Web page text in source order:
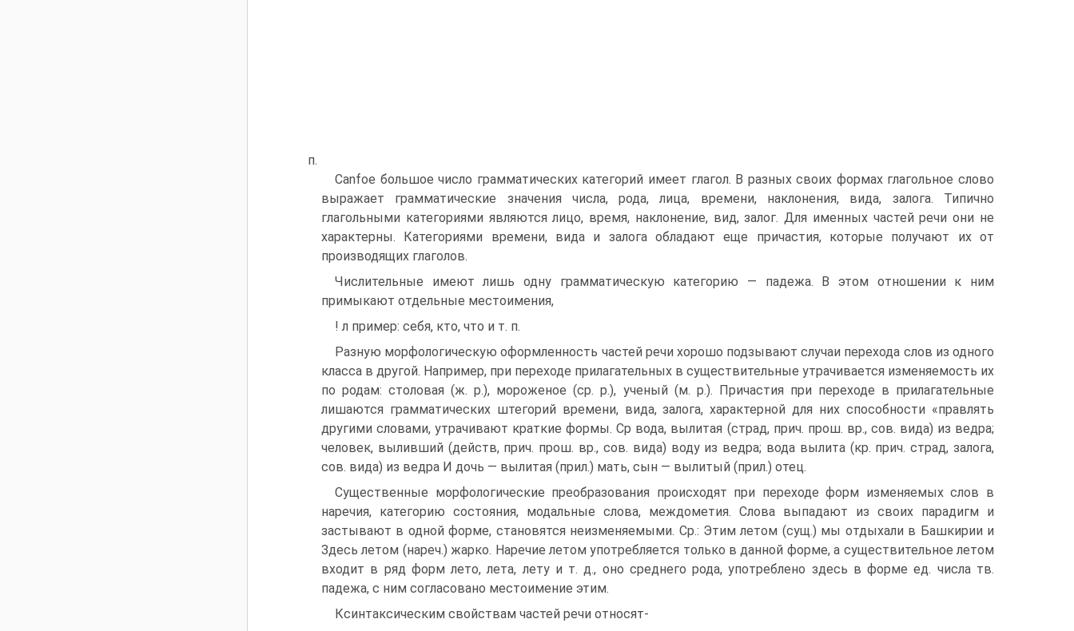
п.
Canfoe большое число грамматических категорий имеет глагол. В разных своих формах глагольное слово
выражает грамматические значения числа, рода, лица, времени, наклонения, вида, залога. Типично
глагольными категориями являются лицо, время, наклонение, вид, залог. Для именных частей речи они не
характерны. Категориями времени, вида и залога обладают еще причастия, которые получают их от
производящих глаголов.
Числительные имеют лишь одну грамматическую категорию — падежа. В этом отношении к ним
примыкают отдельные местоимения,
! л пример: себя, кто, что и т. п.
Разную морфологическую оформленность частей речи хорошо подзывают случаи перехода слов из одного
класса в другой. Например, при переходе прилагательных в существительные утрачивается изменяемость их
по родам: столовая (ж. р.), мороженое (ср. р.), ученый (м. р.). Причастия при переходе в прилагательные
лишаются грамматических штегорий времени, вида, залога, характерной для них способности «правлять
другими словами, утрачивают краткие формы. Ср вода, вылитая (страд, прич. прош. вр., сов. вида) из ведра;
человек, выливший (действ, прич. прош. вр., сов. вида) воду из ведра; вода вылита (кр. прич. страд, залога,
сов. вида) из ведра И дочь — вылитая (прил.) мать, сын — вылитый (прил.) отец.
Существенные морфологические преобразования происходят при переходе форм изменяемых слов в
наречия, категорию состояния, модальные слова, междометия. Слова выпадают из своих парадигм и
застывают в одной форме, становятся неизменяемыми. Ср.: Этим летом (сущ.) мы отдыхали в Башкирии и
Здесь летом (нареч.) жарко. Наречие летом употребляется только в данной форме, а существительное летом
входит в ряд форм лето, лета, лету и т. д., оно среднего рода, употреблено здесь в форме ед. числа тв.
падежа, с ним согласовано местоимение этим.
Ксинтаксическим свойствам частей речи относят-